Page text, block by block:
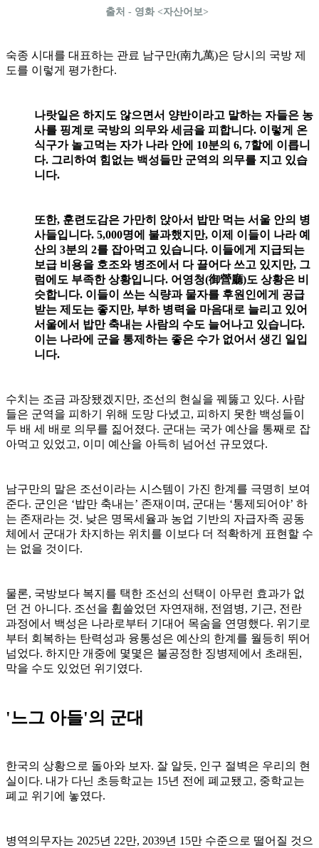
출처 - 영화 <자산어보>
숙종 시대를 대표하는 관료 남구만(南九萬)은 당시의 국방 제
도를 이렇게 평가한다.
나랏일은 하지도 않으면서 양반이라고 말하는 자들은 농
사를 핑계로 국방의 의무와 세금을 피합니다. 이렇게 온
식구가 놀고먹는 자가 나라 안에 10분의 6, 7할에 이릅니
다. 그리하여 힘없는 백성들만 군역의 의무를 지고 있습
니다.
또한, 훈련도감은 가만히 앉아서 밥만 먹는 서울 안의 병
사들입니다. 5,000명에 불과했지만, 이제 이들이 나라 예
산의 3분의 2를 잡아먹고 있습니다. 이들에게 지급되는
보급 비용을 호조와 병조에서 다 끌어다 쓰고 있지만, 그
럼에도 부족한 상황입니다. 어영청(御營廳)도 상황은 비
슷합니다. 이들이 쓰는 식량과 물자를 후원인에게 공급
받는 제도는 좋지만, 부하 병력을 마음대로 늘리고 있어
서울에서 밥만 축내는 사람의 수도 늘어나고 있습니다.
이는 나라에 군을 통제하는 좋은 수가 없어서 생긴 일입
니다.
수치는 조금 과장됐겠지만, 조선의 현실을 꿰뚫고 있다. 사람
들은 군역을 피하기 위해 도망 다녔고, 피하지 못한 백성들이
두 배 세 배로 의무를 짊어졌다. 군대는 국가 예산을 통째로 잡
아먹고 있었고, 이미 예산을 아득히 넘어선 규모였다.
남구만의 말은 조선이라는 시스템이 가진 한계를 극명히 보여
준다. 군인은 ‘밥만 축내는’ 존재이며, 군대는 ‘통제되어야’ 하
는 존재라는 것. 낮은 명목세율과 농업 기반의 자급자족 공동
체에서 군대가 차지하는 위치를 이보다 더 적확하게 표현할 수
는 없을 것이다.
물론, 국방보다 복지를 택한 조선의 선택이 아무런 효과가 없
던 건 아니다. 조선을 휩쓸었던 자연재해, 전염병, 기근, 전란
과정에서 백성은 나라로부터 기대어 목숨을 연명했다. 위기로
부터 회복하는 탄력성과 융통성은 예산의 한계를 월등히 뛰어
넘었다. 하지만 개중에 몇몇은 불공정한 징병제에서 초래된,
막을 수도 있었던 위기였다.
'느그 아들'의 군대
한국의 상황으로 돌아와 보자. 잘 알듯, 인구 절벽은 우리의 현
실이다. 내가 다닌 초등학교는 15년 전에 폐교됐고, 중학교는
폐교 위기에 놓였다.
병역의무자는 2025년 22만, 2039년 15만 수준으로 떨어질 것으